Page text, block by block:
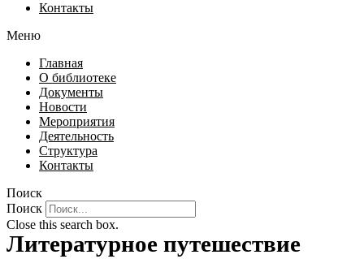
Контакты
Меню
Главная
О библиотеке
Документы
Новости
Мероприятия
Деятельность
Структура
Контакты
Поиск
Поиск
Close this search box.
Литературное путешествие